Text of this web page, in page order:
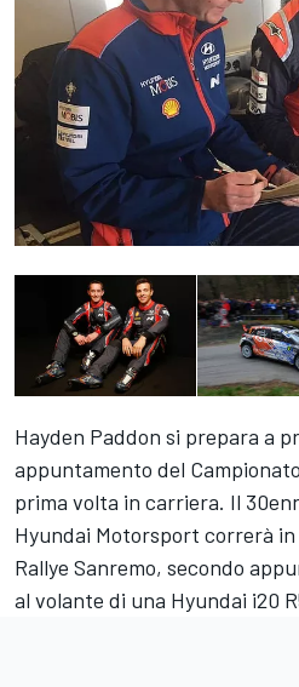
Hayden Paddon si prepara a
appuntamento del
prima volta in carriera. Il
Hyundai Motorsport correrà
Rallye Sanremo, secondo
al volante di una Hyundai i20